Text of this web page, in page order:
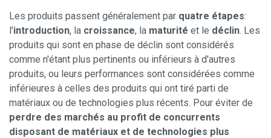
Les produits passent généralement par quatre étapes:
l'introduction, la croissance, la maturité et le déclin. Les
produits qui sont en phase de déclin sont considérés
comme n'étant plus pertinents ou inférieurs à d'autres
produits, ou leurs performances sont considérées comme
inférieures à celles des produits qui ont tiré parti de
matériaux ou de technologies plus récents. Pour éviter de
perdre des marchés au profit de concurrents
disposant de matériaux et de technologies plus